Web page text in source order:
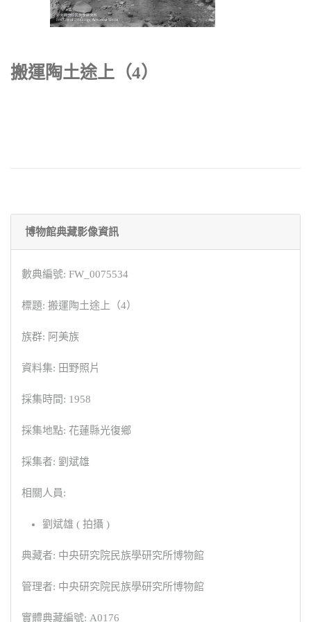
搬運陶土途上（4）
博物館典藏影像資訊
數典編號: FW_0075534
標題: 搬運陶土途上（4）
族群: 阿美族
資料集: 田野照片
採集時間: 1958
採集地點: 花蓮縣光復鄉
採集者: 劉斌雄
相關人員:
劉斌雄 ( 拍攝 )
典藏者: 中央研究院民族學研究所博物館
管理者: 中央研究院民族學研究所博物館
實體典藏編號: A0176